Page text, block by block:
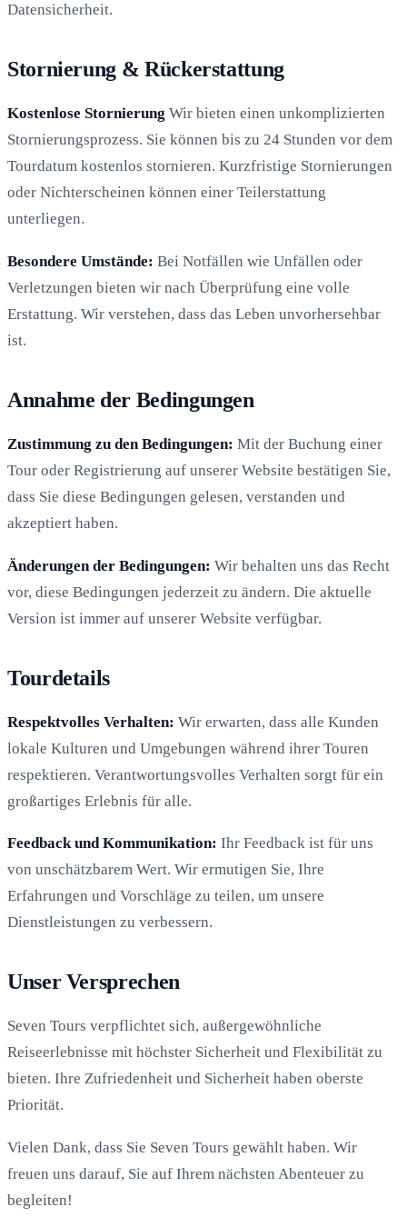
Datensicherheit.
Stornierung & Rückerstattung
Kostenlose Stornierung Wir bieten einen unkomplizierten
Stornierungsprozess. Sie können bis zu 24 Stunden vor dem
Tourdatum kostenlos stornieren. Kurzfristige Stornierungen
oder Nichterscheinen können einer Teilerstattung
unterliegen.
Besondere Umstände: Bei Notfällen wie Unfällen oder
Verletzungen bieten wir nach Überprüfung eine volle
Erstattung. Wir verstehen, dass das Leben unvorhersehbar
ist.
Annahme der Bedingungen
Zustimmung zu den Bedingungen: Mit der Buchung einer
Tour oder Registrierung auf unserer Website bestätigen Sie,
dass Sie diese Bedingungen gelesen, verstanden und
akzeptiert haben.
Änderungen der Bedingungen: Wir behalten uns das Recht
vor, diese Bedingungen jederzeit zu ändern. Die aktuelle
Version ist immer auf unserer Website verfügbar.
Tourdetails
Respektvolles Verhalten: Wir erwarten, dass alle Kunden
lokale Kulturen und Umgebungen während ihrer Touren
respektieren. Verantwortungsvolles Verhalten sorgt für ein
großartiges Erlebnis für alle.
Feedback und Kommunikation: Ihr Feedback ist für uns
von unschätzbarem Wert. Wir ermutigen Sie, Ihre
Erfahrungen und Vorschläge zu teilen, um unsere
Dienstleistungen zu verbessern.
Unser Versprechen
Seven Tours verpflichtet sich, außergewöhnliche
Reiseerlebnisse mit höchster Sicherheit und Flexibilität zu
bieten. Ihre Zufriedenheit und Sicherheit haben oberste
Priorität.
Vielen Dank, dass Sie Seven Tours gewählt haben. Wir
freuen uns darauf, Sie auf Ihrem nächsten Abenteuer zu
begleiten!